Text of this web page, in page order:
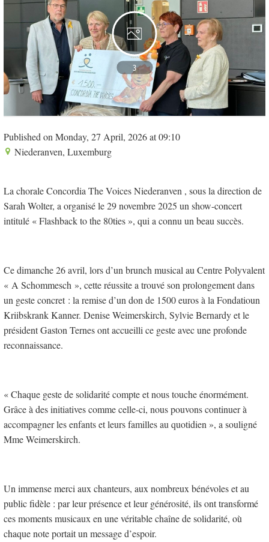
3
Published on Monday, 27 April, 2026 at 09:10
Niederanven, Luxemburg
La chorale Concordia The Voices Niederanven , sous la direction de
Sarah Wolter, a organisé le 29 novembre 2025 un show-concert
intitulé « Flashback to the 80ties », qui a connu un beau succès.
Ce dimanche 26 avril, lors d’un brunch musical au Centre Polyvalent
« A Schommesch », cette réussite a trouvé son prolongement dans
un geste concret : la remise d’un don de 1500 euros à la Fondatioun
Kriibskrank Kanner. Denise Weimerskirch, Sylvie Bernardy et le
président Gaston Ternes ont accueilli ce geste avec une profonde
reconnaissance.
« Chaque geste de solidarité compte et nous touche énormément.
Grâce à des initiatives comme celle-ci, nous pouvons continuer à
accompagner les enfants et leurs familles au quotidien », a souligné
Mme Weimerskirch.
Un immense merci aux chanteurs, aux nombreux bénévoles et au
public fidèle : par leur présence et leur générosité, ils ont transformé
ces moments musicaux en une véritable chaîne de solidarité, où
chaque note portait un message d’espoir.